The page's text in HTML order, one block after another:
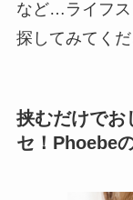
など…ライフス
探してみてくだ
挟むだけでお
セ！Phoebe